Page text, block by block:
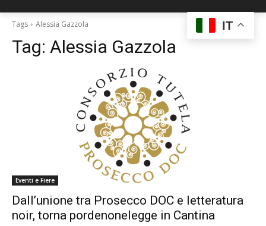
Tags Alessia Gazzola
Tag: Alessia Gazzola
Eventi e Fiere
Dall’unione tra Prosecco DOC e letteratura
noir, torna pordenonelegge in Cantina
IT